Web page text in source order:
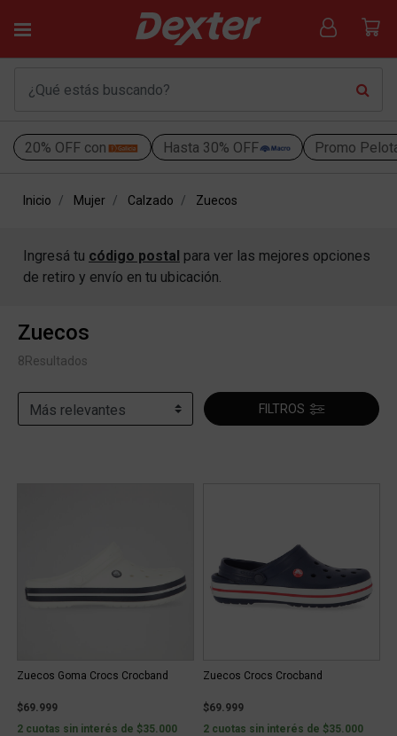
20% OFF con Hasta 30% OFF Promo
Inicio Mujer Calzado Zuecos
Ingresá tu código postal para ver las mejores opciones
de retiro y envío en tu ubicación.
Zuecos
8Resultados
FILTROS
Zuecos Goma Crocs Crocband
$69.999
2 cuotas sin interés de $35.000
Zuecos Crocs Crocband
$69.999
2 cuotas sin interés de $35.000